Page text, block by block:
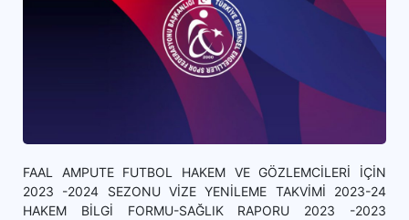
FAAL AMPUTE FUTBOL HAKEM VE GÖZLEMCİLERİ İÇİN
2023 -2024 SEZONU VİZE YENİLEME TAKVİMİ 2023-24
HAKEM BİLGİ FORMU-SAĞLIK RAPORU 2023 -2023